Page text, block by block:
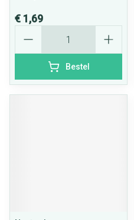
€ 1,69
Bestel